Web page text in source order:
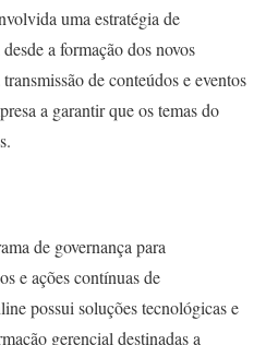
uma estratégia de
a formação dos novos
de conteúdos e eventos
a garantir que os temas do
de governança para
e ações contínuas de
possui soluções tecnológicas e
gerencial destinadas a